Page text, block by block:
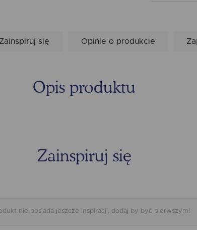
Zainspiruj się Opinie o produkcie
Opis produktu
Zainspiruj się
nie posiada jeszcze inspiracji, dodaj by być pierwszym!